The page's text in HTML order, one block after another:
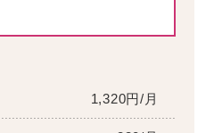
1,320円/月